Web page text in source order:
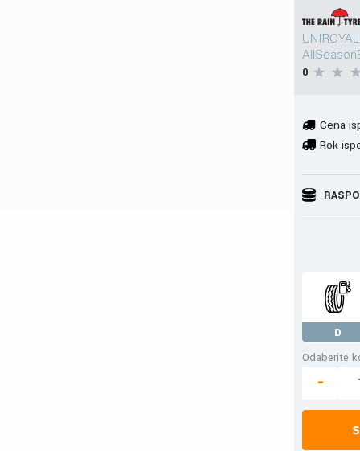
0
Cena
Rok
D
Odaberite
-